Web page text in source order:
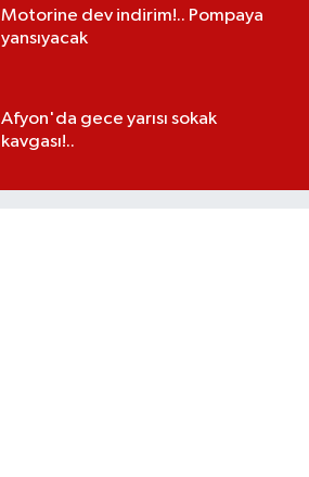
Motorine dev indirim!.. Pompaya
yansıyacak
Afyon'da gece yarısı sokak
kavgası!..